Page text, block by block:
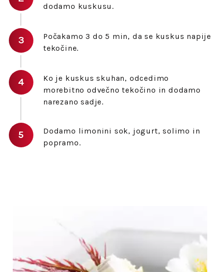
dodamo kuskusu.
Počakamo 3 do 5 min, da se kuskus napije
tekočine.
Ko je kuskus skuhan, odcedimo
morebitno odvečno tekočino in dodamo
narezano sadje.
Dodamo limonini sok, jogurt, solimo in
popramo.